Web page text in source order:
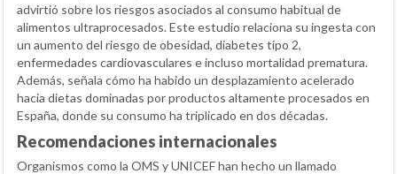
advirtió sobre los riesgos asociados al consumo habitual de
alimentos ultraprocesados. Este estudio relaciona su ingesta con
un aumento del riesgo de obesidad, diabetes tipo 2,
enfermedades cardiovasculares e incluso mortalidad prematura.
Además, señala cómo ha habido un desplazamiento acelerado
hacia dietas dominadas por productos altamente procesados en
España, donde su consumo ha triplicado en dos décadas.
Recomendaciones internacionales
Organismos como la OMS y UNICEF han hecho un llamado